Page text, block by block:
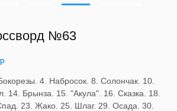
№63
4. Набросок. 8. Солончак. 10.
14. Брынза. 15. "Акула". 16. Сказка. 18.
23. Жако. 25. Шлаг. 29. Осада. 30.